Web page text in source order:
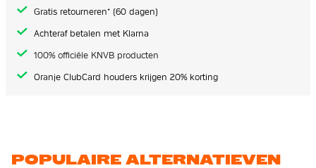
Gratis retourneren* (60 dagen)
Achteraf betalen met Klarna
100% officiële KNVB producten
Oranje ClubCard houders krijgen 20% korting
POPULAIRE ALTERNATIEVEN